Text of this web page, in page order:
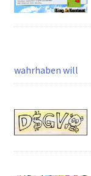
wahrhaben will